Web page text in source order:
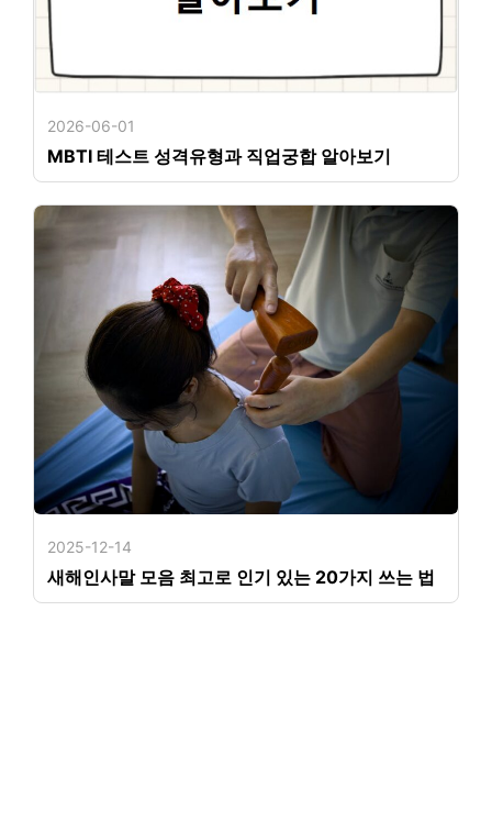
2026-06-01
MBTI 테스트 성격유형과 직업궁합 알아보기
2025-12-14
새해인사말 모음 최고로 인기 있는 20가지 쓰는 법